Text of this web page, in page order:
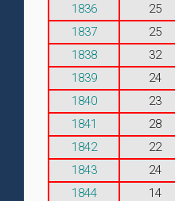
1836
25
1837
25
1838
32
1839
24
1840
23
1841
28
1842
22
1843
24
1844
14